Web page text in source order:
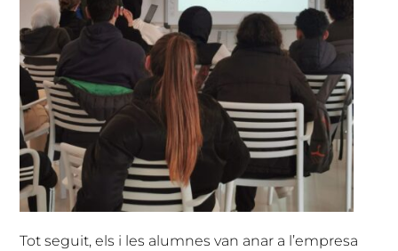
Tot seguit, els i les alumnes van anar a l’empresa